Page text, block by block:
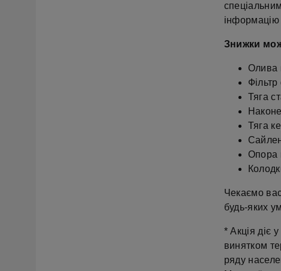
інформацію
Знижки
Олива
Тяга
Тяга
Опора
Чекаємо
будь-яких
* Акція діє
винятком
ряду